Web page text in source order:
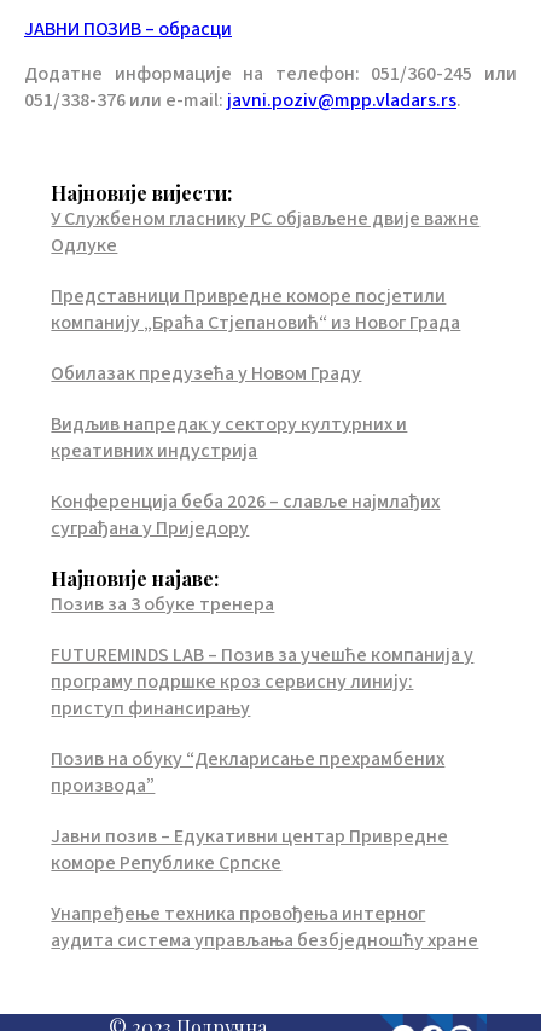
ЈАВНИ ПОЗИВ – обрасци
Додатне информације на телефон: 051/360-245 или
051/338-376 или e-mail: јavni.poziv@mpp.vladars.rs.
Најновије вијести:
У Службеном гласнику РС објављене двије важне
Одлуке
Представници Привредне коморе посјетили
компанију „Браћа Стјепановић“ из Новог Града
Обилазак предузећа у Новом Граду
Видљив напредак у сектору културних и
креативних индустрија
Конференција беба 2026 – славље најмлађих
суграђана у Приједору
Најновије најаве:
Позив за 3 обуке тренера
FUTUREMINDS LAB – Позив за учешће компанија у
програму подршке кроз сервисну линију:
приступ финансирању
Позив на обуку “Декларисање прехрамбених
производа”
Јавни позив – Едукативни центар Привредне
коморе Републике Српске
Унапређење техника провођења интерног
аудита система управљања безбједношћу хране